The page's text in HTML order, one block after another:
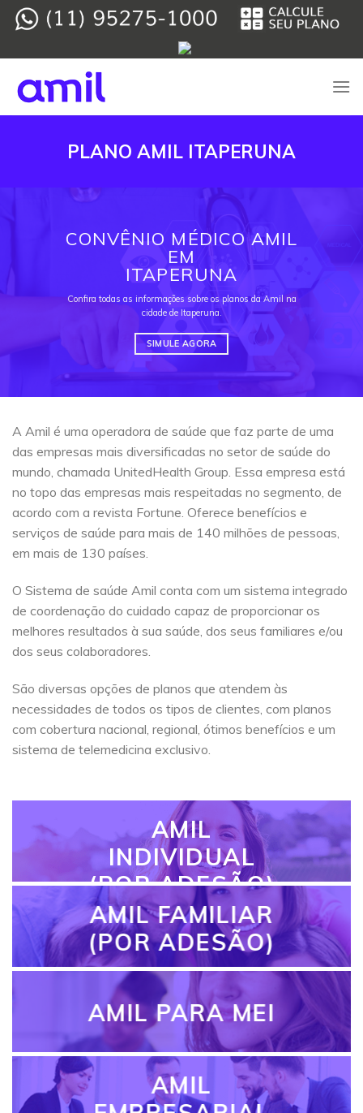
Skip
PLANO AMIL ITAPERUNA
CONVÊNIO MÉDICO AMIL
EM
ITAPERUNA
Confira todas as informações sobre os planos da Amil na
cidade de Itaperuna.
SIMULE AGORA
A Amil é uma operadora de saúde que faz parte de uma
das empresas mais diversificadas no setor de saúde do
mundo, chamada UnitedHealth Group. Essa empresa está
no topo das empresas mais respeitadas no segmento, de
acordo com a revista Fortune. Oferece benefícios e
serviços de saúde para mais de 140 milhões de pessoas,
em mais de 130 países.
O Sistema de saúde Amil conta com um sistema integrado
de coordenação do cuidado capaz de proporcionar os
melhores resultados à sua saúde, dos seus familiares e/ou
dos seus colaboradores.
São diversas opções de planos que atendem às
necessidades de todos os tipos de clientes, com planos
com cobertura nacional, regional, ótimos benefícios e um
sistema de telemedicina exclusivo.
AMIL
INDIVIDUAL
(POR ADESÃO)
AMIL FAMILIAR
(POR ADESÃO)
AMIL PARA MEI
AMIL